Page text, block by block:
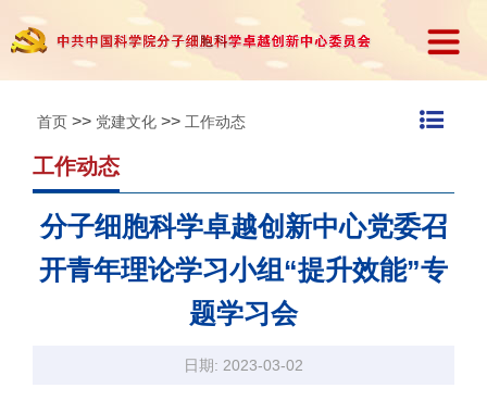
首页 >> 党建文化 >> 工作动态
工作动态
分子细胞科学卓越创新中心党委召
开青年理论学习小组“提升效能”专
题学习会
日期: 2023-03-02